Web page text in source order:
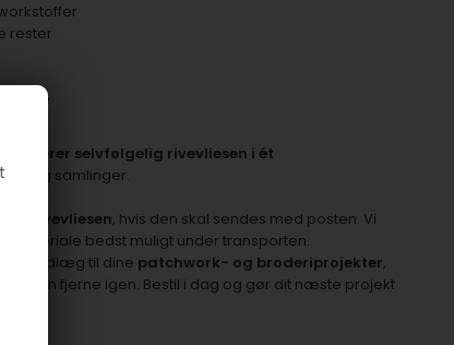
rester
leverer selvfølgelig rivevliesen i ét
og samlinger.
rivevliesen, hvis den skal sendes med posten. Vi
materiale bedst muligt under transporten.
indlæg til dine patchwork- og broderiprojekter,
let kan fjerne igen. Bestil i dag og gør dit næste projekt